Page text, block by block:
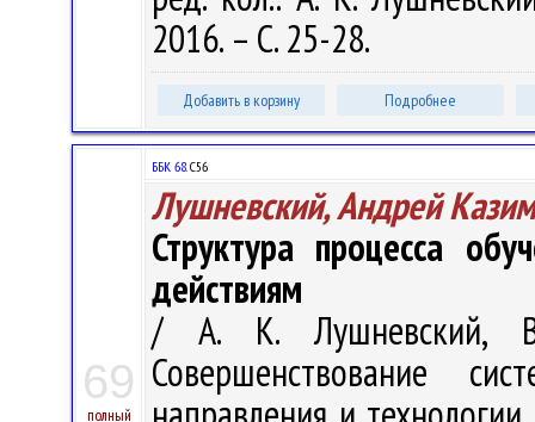
2016. – С. 25-28.
Добавить в корзину Подробнее
69
полный
ББК 68.С56
Лушневский, Андрей
Структура процесса
действиям
/ А. К. Лушневский,
Совершенствование